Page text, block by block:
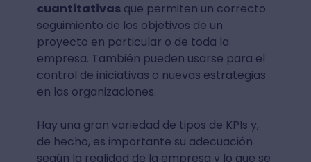
cuantitativasque permiten un correcto
seguimiento de los objetivos de un
proyecto en particular o de toda la
empresa. También pueden usarse para el
control de iniciativas o nuevas estrategias
en las organizaciones.
Hay una gran variedad de tipos de KPIs y,
de hecho, es importante su adecuación
según la realidad de la empresa y lo que se